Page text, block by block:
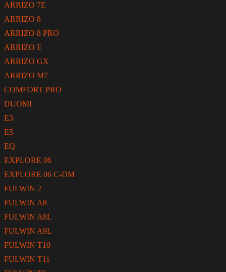
ARRIZO 7E
ARRIZO 8
ARRIZO 8 PRO
ARRIZO E
ARRIZO GX
ARRIZO M7
COMFORT PRO
DUOMI
E3
E5
EQ
EXPLORE 06
EXPLORE 06 C-DM
FULWIN 2
FULWIN A8
FULWIN A8L
FULWIN A9L
FULWIN T10
FULWIN T11